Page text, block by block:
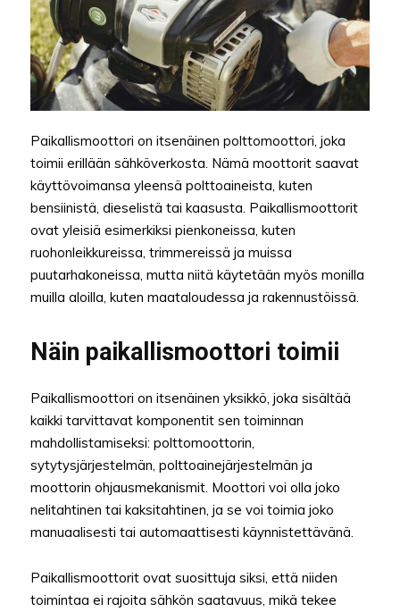
Paikallismoottori on itsenäinen polttomoottori, joka
toimii erillään sähköverkosta. Nämä moottorit saavat
käyttövoimansa yleensä polttoaineista, kuten
bensiinistä, dieselistä tai kaasusta. Paikallismoottorit
ovat yleisiä esimerkiksi pienkoneissa, kuten
ruohonleikkureissa, trimmereissä ja muissa
puutarhakoneissa, mutta niitä käytetään myös monilla
muilla aloilla, kuten maataloudessa ja rakennustöissä.
Näin paikallismoottori toimii
Paikallismoottori on itsenäinen yksikkö, joka sisältää
kaikki tarvittavat komponentit sen toiminnan
mahdollistamiseksi: polttomoottorin,
sytytysjärjestelmän, polttoainejärjestelmän ja
moottorin ohjausmekanismit. Moottori voi olla joko
nelitahtinen tai kaksitahtinen, ja se voi toimia joko
manuaalisesti tai automaattisesti käynnistettävänä.
Paikallismoottorit ovat suosittuja siksi, että niiden
toimintaa ei rajoita sähkön saatavuus, mikä tekee